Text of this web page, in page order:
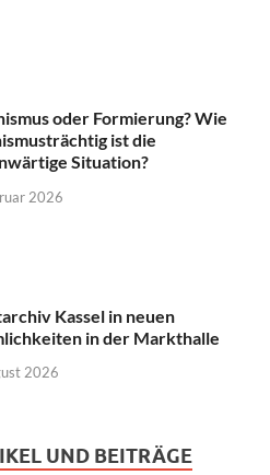
oder Formierung? Wie
ist die
Situation?
2026
Kassel in neuen
in der Markthalle
2026
UND BEITRÄGE